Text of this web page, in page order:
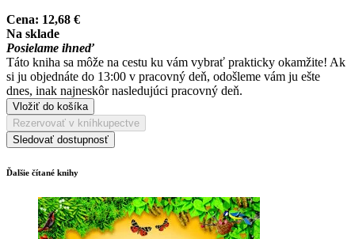
Cena: 12,68 €
Na sklade
Posielame ihneď
Táto kniha sa môže na cestu ku vám vybrať prakticky okamžite! Ak
si ju objednáte do 13:00 v pracovný deň, odošleme vám ju ešte
dnes, inak najneskôr nasledujúci pracovný deň.
Vložiť do košíka
Rezervovať v kníhkupectve
Sledovať dostupnosť
Ďalšie čítané knihy